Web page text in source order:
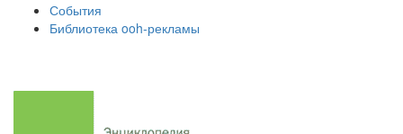
События
Библиотека ooh-рекламы